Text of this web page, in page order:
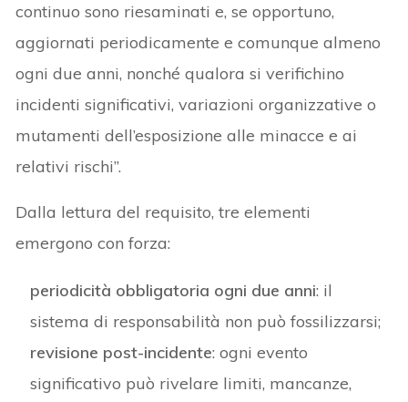
continuo sono riesaminati e, se opportuno,
aggiornati periodicamente e comunque almeno
ogni due anni, nonché qualora si verifichino
incidenti significativi, variazioni organizzative o
mutamenti dell’esposizione alle minacce e ai
relativi rischi”.
Dalla lettura del requisito, tre elementi
emergono con forza:
periodicità obbligatoria ogni due anni: il
sistema di responsabilità non può fossilizzarsi;
revisione post-incidente: ogni evento
significativo può rivelare limiti, mancanze,